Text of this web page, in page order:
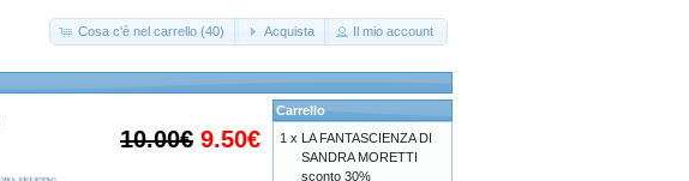
Cosa c'è nel carrello (40) Acquista Il mio account
10.00€ 9.50€
Carrello
1 x LA FANTASCIENZA DI
SANDRA MORETTI
sconto 30%